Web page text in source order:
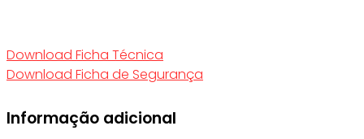
Download Ficha Técnica
Download Ficha de Segurança
Informação adicional